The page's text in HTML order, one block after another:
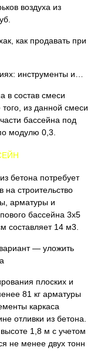
воздуха из
как продавать при
инструменты и…
в состав смеси
из данной смеси
бассейна под
модулю 0,3.
бетона потребует
на строительство
арматуры и
бассейна 3х5
составляет 14 м3.
— уложить
плоских и
81 кг арматуры
каркаса
отливки из бетона.
1,8 м с учетом
не менее двух тонн